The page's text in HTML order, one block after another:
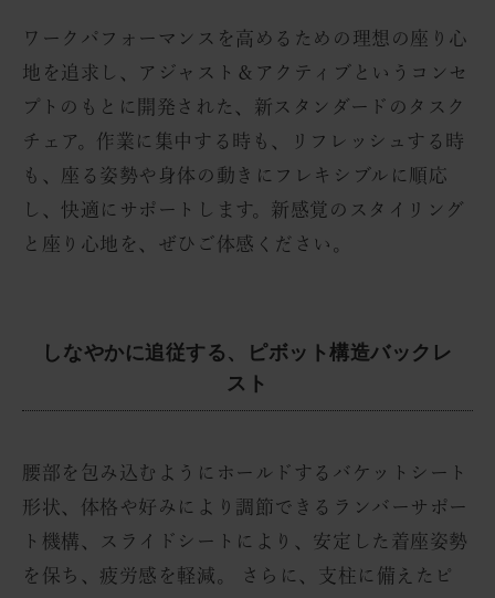
ワークパフォーマンスを高めるための理想の座り心
地を追求し、アジャスト＆アクティブというコンセ
プトのもとに開発された、新スタンダードのタスク
チェア。作業に集中する時も、リフレッシュする時
も、座る姿勢や身体の動きにフレキシブルに順応
し、快適にサポートします。新感覚のスタイリング
と座り心地を、ぜひご体感ください。
しなやかに追従する、ピボット構造バックレ
スト
腰部を包み込むようにホールドするバケットシート
形状、体格や好みにより調節できるランバーサポー
ト機構、スライドシートにより、安定した着座姿勢
を保ち、疲労感を軽減。 さらに、支柱に備えたピ